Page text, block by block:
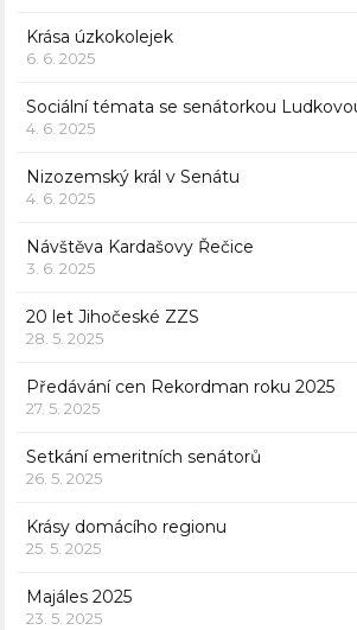
Krása úzkokolejek
6. 6. 2025
Sociální témata se senátorkou
4. 6. 2025
Nizozemský král v Senátu
4. 6. 2025
Návštěva Kardašovy Řečice
3. 6. 2025
20 let Jihočeské ZZS
28. 5. 2025
Předávání cen Rekordman roku 2025
27. 5. 2025
Setkání emeritních senátorů
26. 5. 2025
Krásy domácího regionu
25. 5. 2025
Majáles 2025
23. 5. 2025